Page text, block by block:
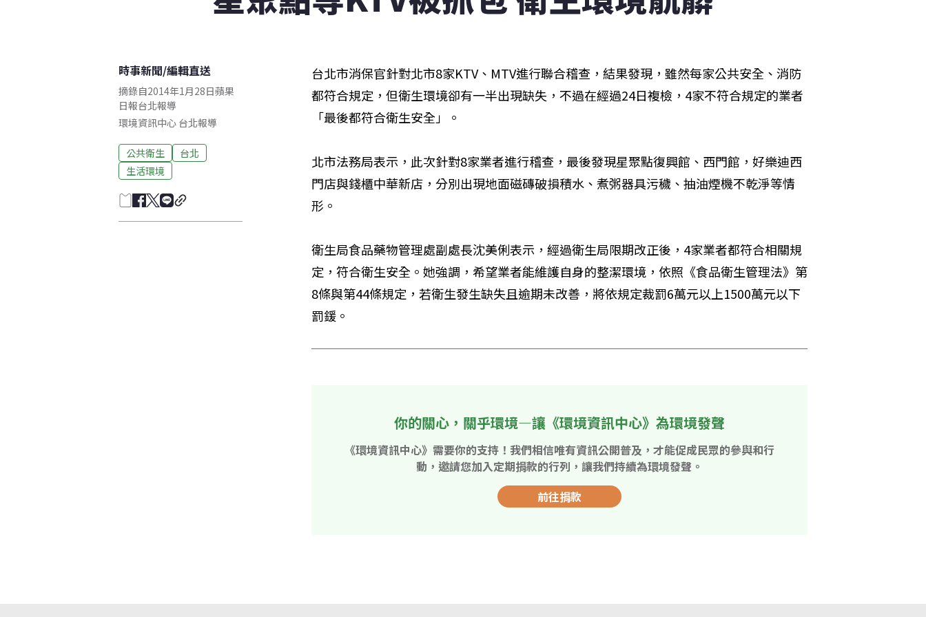
時事新聞/編輯直送
摘錄自2014年1月28日蘋果
日報台北報導
環境資訊中心 台北報導
公共衛生
台北
生活環境
台北市消保官針對北市8家KTV、MTV進行聯合稽查，結果發現，雖然每家公共安全、消防
都符合規定，但衛生環境卻有一半出現缺失，不過在經過24日複檢，4家不符合規定的業者
「最後都符合衛生安全」。
北市法務局表示，此次針對8家業者進行稽查，最後發現星聚點復興館、西門館，好樂迪西
門店與錢櫃中華新店，分別出現地面磁磚破損積水、煮粥器具污穢、抽油煙機不乾淨等情
形。
衛生局食品藥物管理處副處長沈美俐表示，經過衛生局限期改正後，4家業者都符合相關規
定，符合衛生安全。她強調，希望業者能維護自身的整潔環境，依照《食品衛生管理法》第
8條與第44條規定，若衛生發生缺失且逾期未改善，將依規定裁罰6萬元以上1500萬元以下
罰鍰。
你的關心，關乎環境—讓《環境資訊中心》為環境發聲
《環境資訊中心》需要你的支持！我們相信唯有資訊公開普及，才能促成民眾的參與和行
動，邀請您加入定期捐款的行列，讓我們持續為環境發聲。
前往捐款